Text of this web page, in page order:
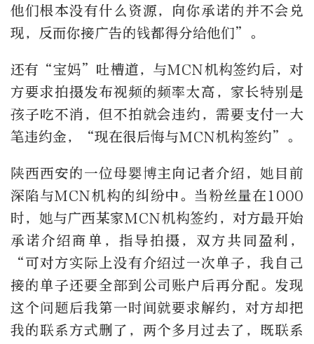
他们根本没有什么资源，向你承诺的并不会兑
现，反而你接广告的钱都得分给他们”。
还有“宝妈”吐槽道，与MCN机构签约后，对
方要求拍摄发布视频的频率太高，家长特别是
孩子吃不消，但不拍就会违约，需要支付一大
笔违约金，“现在很后悔与MCN机构签约”。
陕西西安的一位母婴博主向记者介绍，她目前
深陷与MCN机构的纠纷中。当粉丝量在1000
时，她与广西某家MCN机构签约，对方最开始
承诺介绍商单，指导拍摄，双方共同盈利，
“可对方实际上没有介绍过一次单子，我自己
接的单子还要全部到公司账户后再分配。发现
这个问题后我第一时间就要求解约，对方却把
我的联系方式删了，两个多月过去了，既联系